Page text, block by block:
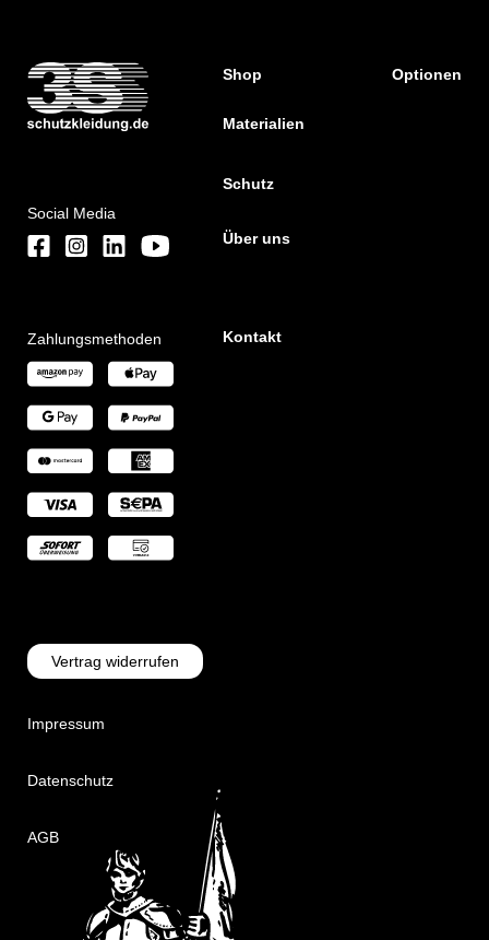
Social Media
Zahlungsmethoden
Vertrag widerrufen
Impressum
Datenschutz
AGB
Shop Optionen
Materialien
Schutz
Über uns
Kontakt